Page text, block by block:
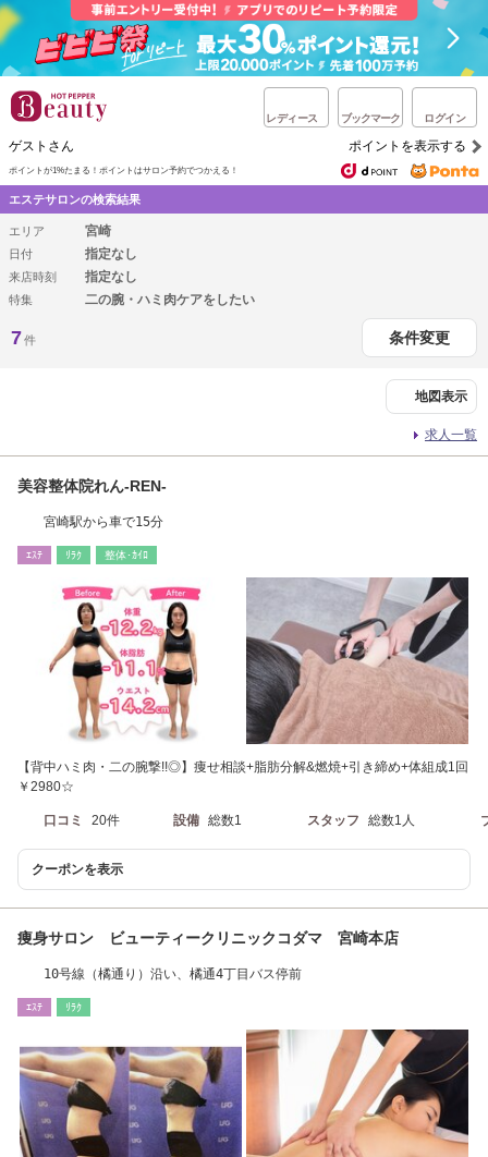
レディース ブックマーク ログイン
ゲストさん ポイントを表示する
ポイントが1%たまる！ ポイントはサロン予約でつかえる！
エステサロンの検索結果
エリア 宮崎
日付 指定なし
来店時刻 指定なし
特集 二の腕・ハミ肉ケアをしたい
7件 条件変更
地図表示
求人一覧
美容整体院れん-REN-
宮崎駅から車で15分
ｴｽﾃ ﾘﾗｸ 整体･ｶｲﾛ
【背中ハミ肉・二の腕撃!!◎】痩せ相談+脂肪分解&燃焼+引き締め+体組成1回
￥2980☆
口コミ 20件 設備 総数1 スタッフ 総数1人
クーポンを表示
痩身サロン ビューティークリニックコダマ 宮崎本店
10号線（橘通り）沿い、橘通4丁目バス停前
ｴｽﾃ ﾘﾗｸ